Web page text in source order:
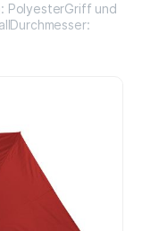
PolyesterGriff und